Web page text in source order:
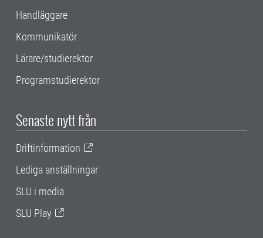
Handläggare
Kommunikatör
Lärare/studierektor
Programstudierektor
Senaste nytt från
Driftinformation
Lediga anställningar
SLU i media
SLU Play